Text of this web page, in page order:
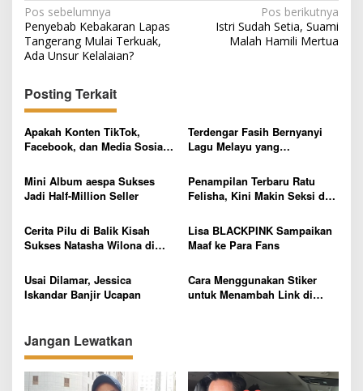
N
a
v
i
g
a
s
i
p
o
s
Pos sebelumnya
Penyebab Kebakaran Lapas
Tangerang Mulai Terkuak,
Ada Unsur Kelalaian?
Pos berikutnya
Istri Sudah Setia, Suami
Malah Hamili Mertua
Posting Terkait
Apakah Konten TikTok,
Facebook, dan Media Sosial
ITE?
Terdengar Fasih Bernyanyi
Lagu Melayu yang
Sholat, Netizen Doakan Cha
Eun Woo Masuk Islam
Mini Album aespa Sukses
Jadi Half-Million Seller
Penampilan Terbaru Ratu
Felisha, Kini Makin Seksi dan
Cerita Pilu di Balik Kisah
Sukses Natasha Wilona di
Lisa BLACKPINK Sampaikan
Maaf ke Para Fans
Usai Dilamar, Jessica
Iskandar Banjir Ucapan
Cara Menggunakan Stiker
untuk Menambah Link di
Jangan Lewatkan